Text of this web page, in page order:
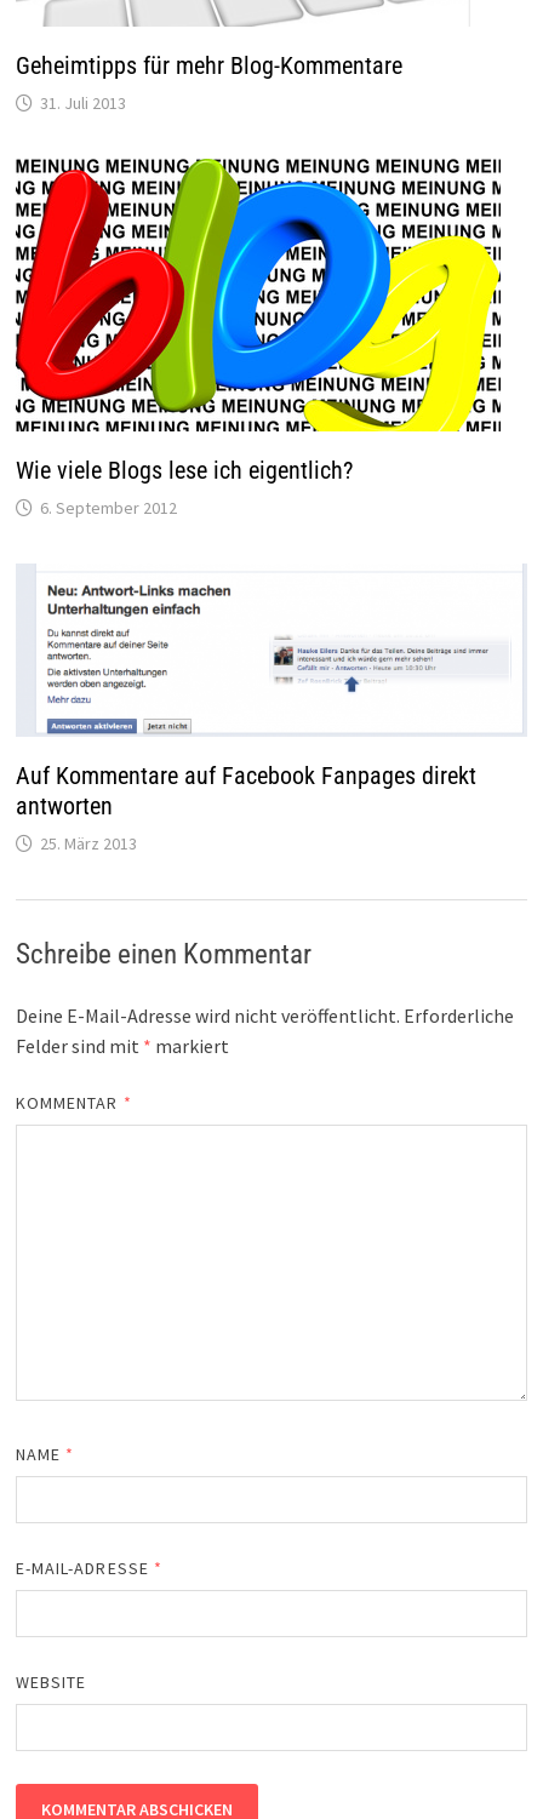
Geheimtipps für mehr Blog-Kommentare
31. Juli 2013
Wie viele Blogs lese ich eigentlich?
6. September 2012
Auf Kommentare auf Facebook Fanpages direkt
antworten
25. März 2013
Schreibe einen Kommentar
Deine E-Mail-Adresse wird nicht veröffentlicht. Erforderliche
Felder sind mit * markiert
KOMMENTAR *
NAME *
E-MAIL-ADRESSE *
WEBSITE